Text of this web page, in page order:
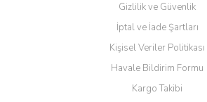
Gizlilik ve Güvenlik
İptal ve İade Şartları
Kişisel Veriler Politikası
Havale Bildirim Formu
Kargo Takibi